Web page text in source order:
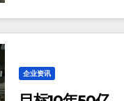
企业资讯